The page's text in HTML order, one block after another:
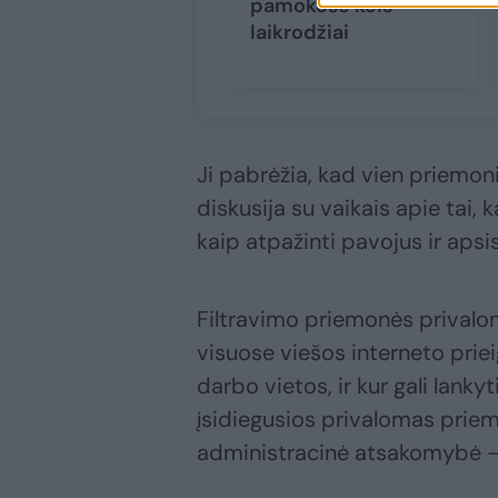
laikrodžiai
Ji pabrėžia, kad vien
diskusija su vaikais apie tai,
kaip atpažinti pavojus ir
Filtravimo priemonės
visuose viešos interneto
darbo vietos, ir kur gali
įsidiegusios privalomas
administracinė atsakomybė